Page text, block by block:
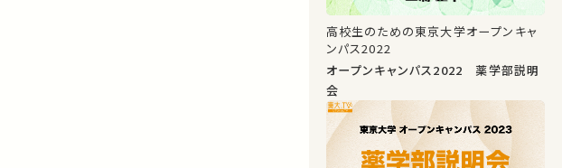
高校生のための東京大学オープンキャ
ンパス2022
オープンキャンパス2022 薬学部説明
会